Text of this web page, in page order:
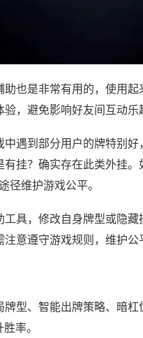
也是非常有用的，使用
，避免影响好友间互动乐
遇到部分用户的牌特别
挂？确实存在此类外挂
径维护游戏公平。
具，修改自身牌型或隐藏
意遵守游戏规则，维护公
型、智能出牌策略、暗
率。